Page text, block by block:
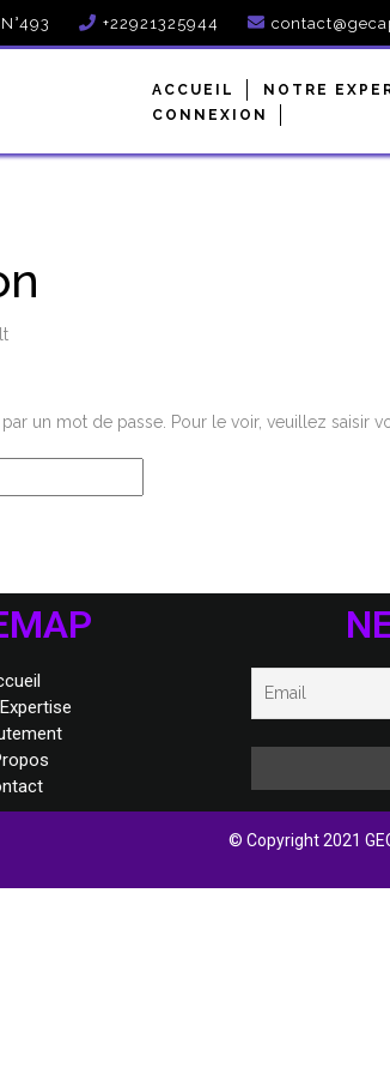
+22921325944
ACCUEIL NOTRE
CONNEXION
un mot de passe. Pour le voir, veuillez saisir
© Copyright 2021